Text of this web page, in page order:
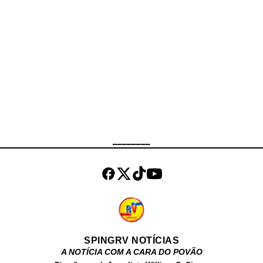
SPINGRV NOTÍCIAS
A NOTÍCIA COM A CARA DO POVÃO